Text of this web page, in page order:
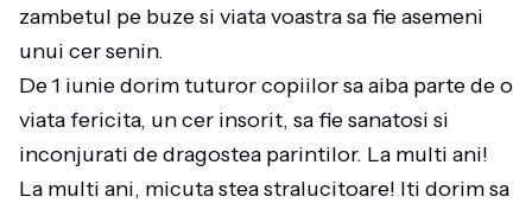
zambetul pe buze si viata voastra sa fie asemeni
unui cer senin.
De 1 iunie dorim tuturor copiilor sa aiba parte de o
viata fericita, un cer insorit, sa fie sanatosi si
inconjurati de dragostea parintilor. La multi ani!
La multi ani, micuta stea stralucitoare! Iti dorim sa